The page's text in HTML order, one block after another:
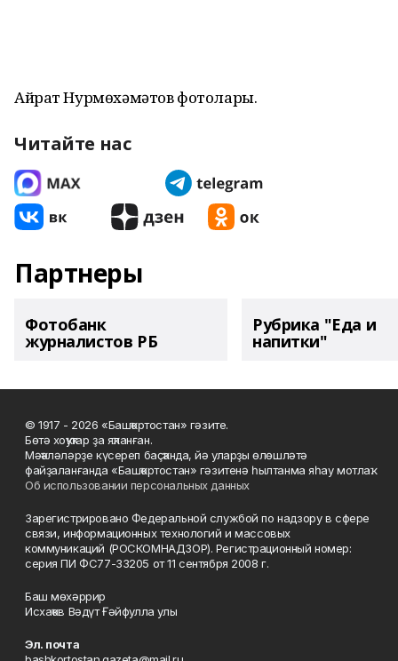
Айрат Нурмөхәмәтов фотолары.
Читайте нас
Партнеры
Фотобанк
журналистов РБ
Рубрика "Еда и
напитки"
© 1917 - 2026 «Башҡортостан» гәзите.
Бөтә хоҡуҡтар ҙа яҡланған.
Мәҡәләләрҙе күсереп баҫҡанда, йә уларҙы өлөшләтә
файҙаланғанда «Башҡортостан» гәзитенә һылтанма яһау мотлаҡ.
Об использовании персональных данных
Зарегистрировано Федеральной службой по надзору в сфере
связи, информационных технологий и массовых
коммуникаций (РОСКОМНАДЗОР). Регистрационный номер:
серия ПИ ФС77-33205 от 11 сентября 2008 г.
Баш мөхәррир
Исхаҡов Вәдүт Ғәйфулла улы
Эл. почта